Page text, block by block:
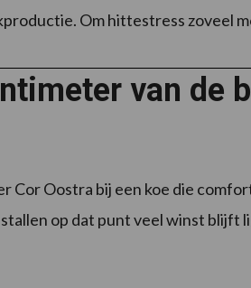
Om hittestress zoveel
van de
Oostra bij een koe die
op dat punt veel winst blijft